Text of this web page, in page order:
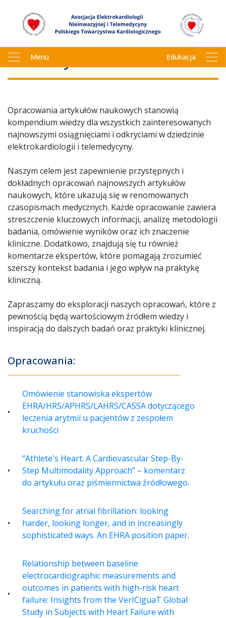
Menu Edukacja
Opracowania artykułów
naukowych
Opracowania artykułów naukowych stanowią
kompendium wiedzy dla wszystkich zainteresowanych
najnowszymi osiągnięciami i odkryciami w dziedzinie
elektrokardiologii i telemedycyny.
Naszym celem jest zapewnienie przystępnych i
dokładnych opracowań najnowszych artykułów
naukowych, które ukazują się w renomowanych
czasopismach medycznych. Każde opracowanie zawiera
streszczenie kluczowych informacji, analizę metodologii
badania, omówienie wyników oraz ich znaczenie
kliniczne. Dodatkowo, znajdują się tu również
komentarze ekspertów, które pomagają zrozumieć
szerszy kontekst badania i jego wpływ na praktykę
kliniczną.
Zapraszamy do eksploracji naszych opracowań, które z
pewnością będą wartościowym źródłem wiedzy i
inspiracją do dalszych badań oraz praktyki klinicznej.
Opracowania:
Omówienie stanowiska ekspertów
EHRA/HRS/APHRS/LAHRS/CASSA dotyczącego
leczenia arytmii u pacjentów z zespołem
kruchości
“Athlete's Heart: A Cardiovascular Step-By-
Step Multimodality Approach” – komentarz
do artykułu oraz piśmiennictwa źródłowego.
Searching for atrial fibrillation: looking
harder, looking longer, and in increasingly
sophisticated ways. An EHRA position paper.
Relationship between baseline
electrocardiographic measurements and
outcomes in patients with high-risk heart
failure: Insights from the VerICiguaT Global
Study in Subjects with Heart Failure with